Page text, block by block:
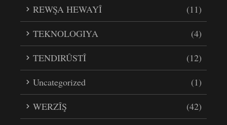
REWŞA HEWAYÎ
(11)
TEKNOLOGIYA
(4)
TENDIRÛSTÎ
(12)
Uncategorized
(1)
WERZÎŞ
(42)